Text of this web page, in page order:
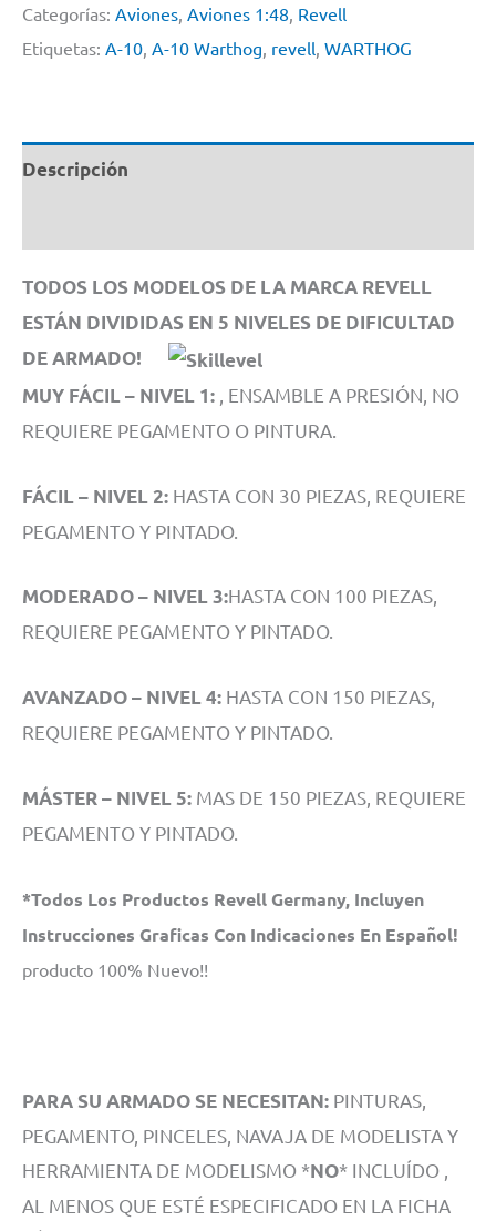
Categorías: Aviones Aviones 1:48 Revell
Etiquetas: A-10 A-10 Warthog revell WARTHOG
Descripción
TODOS LOS MODELOS DE LA MARCA REVELL
ESTÁN DIVIDIDAS EN 5 NIVELES DE DIFICULTAD
DE ARMADO!
MUY FÁCIL – NIVEL 1: , ENSAMBLE A PRESIÓN, NO
REQUIERE PEGAMENTO O PINTURA.
FÁCIL – NIVEL 2: HASTA CON 30 PIEZAS, REQUIERE
PEGAMENTO Y PINTADO.
MODERADO – NIVEL 3:HASTA CON 100 PIEZAS,
REQUIERE PEGAMENTO Y PINTADO.
AVANZADO – NIVEL 4: HASTA CON 150 PIEZAS,
REQUIERE PEGAMENTO Y PINTADO.
MÁSTER – NIVEL 5: MAS DE 150 PIEZAS, REQUIERE
PEGAMENTO Y PINTADO.
*Todos Los Productos Revell Germany, Incluyen
Instrucciones Graficas Con Indicaciones En Español!
producto 100% Nuevo!!
PARA SU ARMADO SE NECESITAN: PINTURAS,
PEGAMENTO, PINCELES, NAVAJA DE MODELISTA Y
HERRAMIENTA DE MODELISMO *NO* INCLUÍDO ,
AL MENOS QUE ESTÉ ESPECIFICADO EN LA FICHA